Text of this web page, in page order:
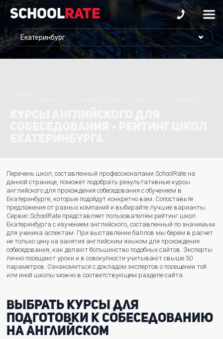
School Rate
Перечень школ, составленный профессионалами SchoolRate на
данной странице, поможет подобрать результативные курсы
английского для прохождения собеседования с обучением в
Екатеринбурге, которые подойдут конкретно вам. Сопоставьте
предложения от разных компаний и выбирайте лучшие варианты.
Сервис SchoolRate представляет пользователям рейтинг школ
Екатеринбурга с изучением английского, составленный по значимым
для ученика аспектам. При выставлении баллов мы берем в расчет
не только цену на занятия английским языком для прохождения
собеседования, как делают большинство подобных сайтов. Эксперты
лично посещают уроки и в совокупности учитывают свыше 50
параметров. Ознакомиться с докладом экспертов о посещении той
или иной школы можно в соответствующем разделе сайта
Выбрать курсы для
подготовки к собеседованию
на английском